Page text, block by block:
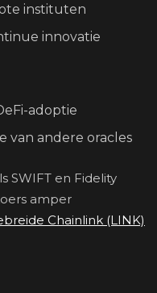
instituten
innovatie
adoptie
van andere oracles
SWIFT en Fidelity
amper
Chainlink (LINK)